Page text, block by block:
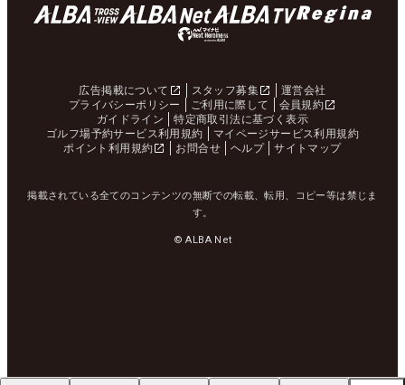
広告掲載について スタッフ募集
運営会社
プライバシーポリシー
ご利用に際して
会員規約
ガイドライン
特定商取引法に基づく表示
ゴルフ場予約サービス利用規約
マイページサービス利用規約
ポイント利用規約
お問合せ ヘルプ サイトマップ
掲載されている全てのコンテンツの無断での転載、転用、コピー等は禁じま
す。
© ALBA Net